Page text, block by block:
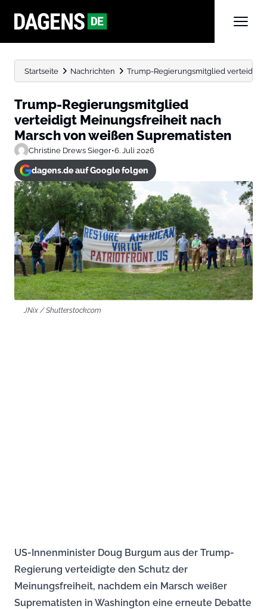
Startseite Nachrichten Trump-Regierungsmitglied verteidigt
Trump-Regierungsmitglied
verteidigt Meinungsfreiheit nach
Marsch von weißen Suprematisten
Christine Drews Sieger•6. Juli 2026
dagens.de auf Google folgen
JNix / Shutterstock.com
US-Innenminister Doug Burgum aus der Trump-
Regierung verteidigte den Schutz der
Meinungsfreiheit, nachdem ein Marsch weißer
Suprematisten in Washington eine erneute Debatte